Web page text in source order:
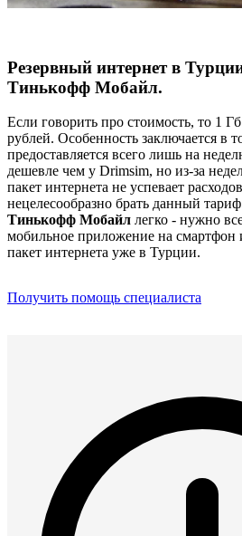
Резервный интернет в
Тинькофф Мобайл.
Если говорить про стоимость, то 1
рублей. Особенность заключается в
предоставляется всего лишь на
дешевле чем у Drimsim, но из-за
пакет интернета не успевает
нецелесообразно брать данный
Тинькофф Мобайл легко - нужно
мобильное приложение на смартфон
пакет интернета уже в Турции.
Получить помощь специалиста